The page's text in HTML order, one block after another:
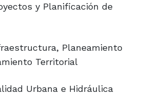
y Planificación de
Planeamiento
Territorial
Urbana e Hidráulica